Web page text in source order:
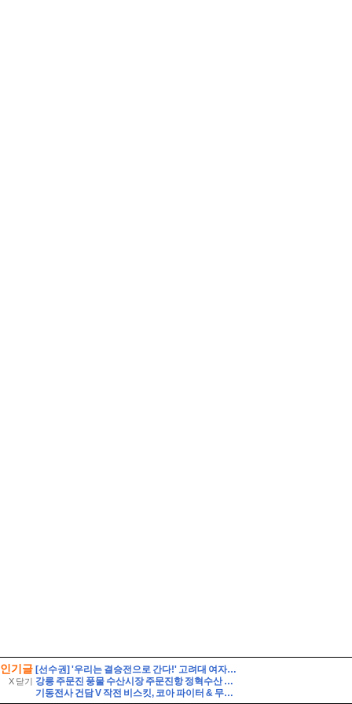
인기글
X 닫기
[선수권] '우리는 결승전으로 간다!' 고려대 여자축구부, 위덕대에 2-0 승리.
강릉 주문진 풍물 수산시장 주문진항 정혁수산 대게 포장 택배
기동전사 건담 V 작전 비스킷, 코아 파이터 & 무장 세트